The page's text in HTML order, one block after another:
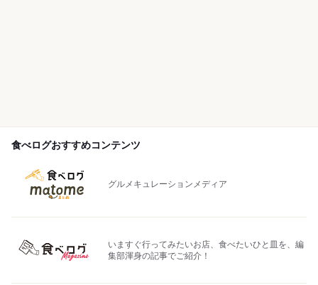
食べログおすすめコンテンツ
グルメキュレーションメディア
いますぐ行ってみたいお店、食べたいひと皿を、編
集部渾身の記事でご紹介！